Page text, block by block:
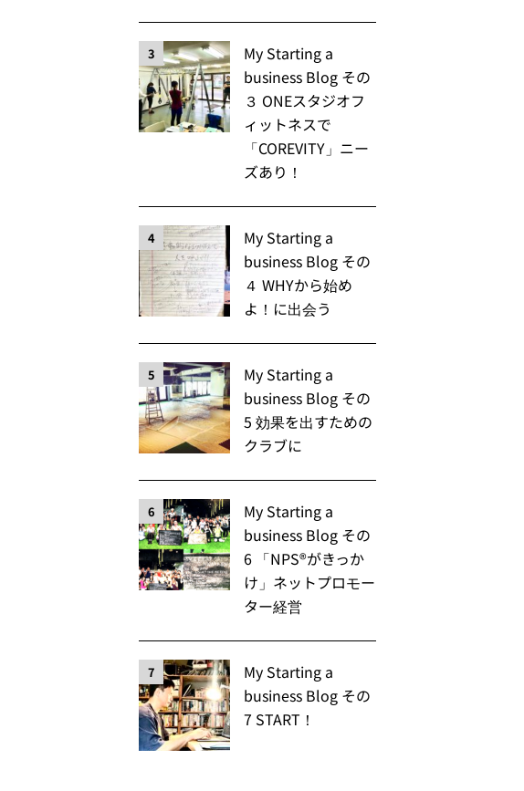
3
My Starting a
business Blog その
３ ONEスタジオフ
ィットネスで
「COREVITY」ニー
ズあり！
4
My Starting a
business Blog その
４ WHYから始め
よ！に出会う
5
My Starting a
business Blog その
5 効果を出すための
クラブに
6
My Starting a
business Blog その
6 「NPS®️がきっか
け」ネットプロモー
ター経営
7
My Starting a
business Blog その
7 START！